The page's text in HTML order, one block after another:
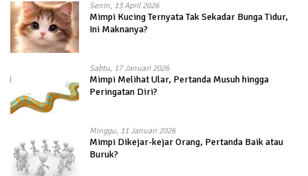
Senin, 13 April 2026
Mimpi Kucing Ternyata Tak Sekadar Bunga Tidur,
Ini Maknanya?
Sabtu, 17 Januari 2026
Mimpi Melihat Ular, Pertanda Musuh hingga
Peringatan Diri?
Minggu, 11 Januari 2026
Mimpi Dikejar-kejar Orang, Pertanda Baik atau
Buruk?